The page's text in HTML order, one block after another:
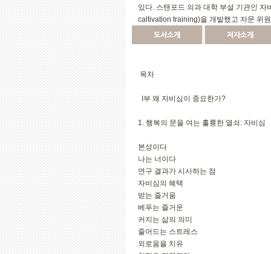
있다. 스탠포드 의과 대학 부설 기관인
caltivation training)을 개발했고 자문 위
도서소개 저자소개
목차
Ι부 왜 자비심이 중요한가?
1. 행복의 문을 여는 훌륭한 열쇠: 자비심
본성이다
나는 너이다
연구 결과가 시사하는 점
자비심의 혜택
받는 즐거움
베푸는 즐거운
커지는 삶의 의미
줄어드는 스트레스
외로움을 치유